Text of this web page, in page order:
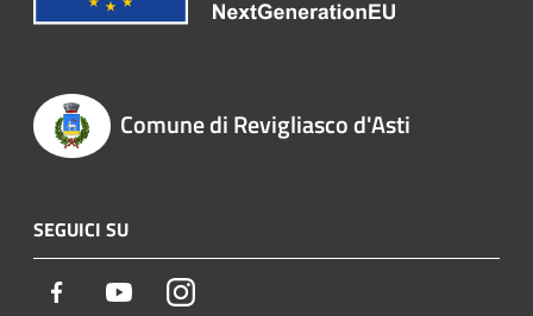
Comune di Revigliasco d'Asti
SEGUICI SU
Facebook YoutubeInstagram